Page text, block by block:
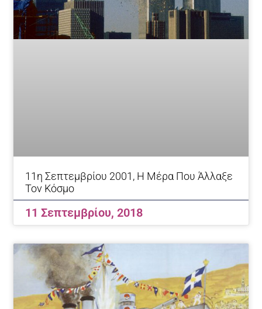
11η Σεπτεμβρίου 2001, Η Μέρα Που Άλλαξε
Τον Κόσμο
11 Σεπτεμβρίου, 2018